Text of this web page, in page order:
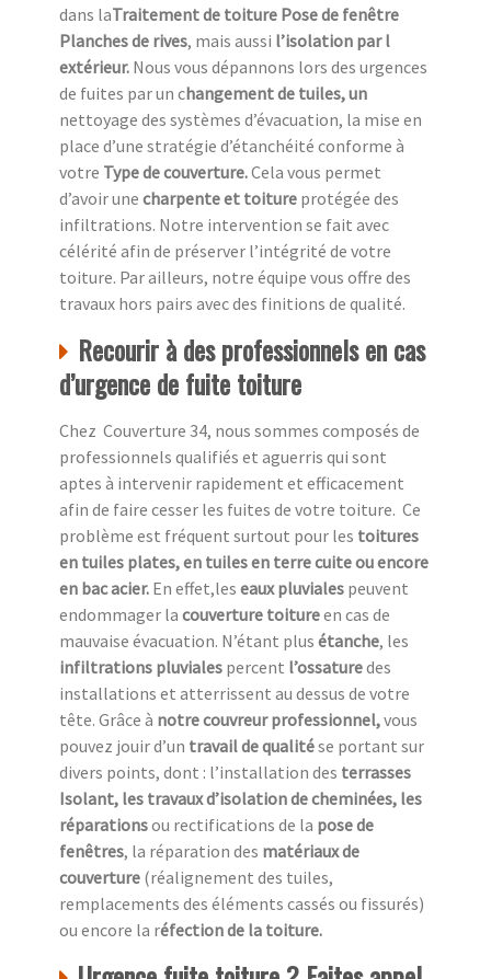
dans laTraitement de toiture Pose de fenêtre
Planches de rives, mais aussi l’isolation par l
extérieur. Nous vous dépannons lors des urgences
de fuites par un changement de tuiles, un
nettoyage des systèmes d’évacuation, la mise en
place d’une stratégie d’étanchéité conforme à
votre Type de couverture.Cela vous permet
d’avoir une charpente et toiture protégée des
infiltrations. Notre intervention se fait avec
célérité afin de préserver l’intégrité de votre
toiture. Par ailleurs, notre équipe vous offre des
travaux hors pairs avec des finitions de qualité.
Recourir à des professionnels en cas
d’urgence de fuite toiture
Chez Couverture 34, nous sommes composés de
professionnels qualifiés et aguerris qui sont
aptes à intervenir rapidement et efficacement
afin de faire cesser les fuites de votre toiture. Ce
problème est fréquent surtout pour les toitures
en tuiles plates, en tuiles en terre cuite ou encore
en bac acier. En effet,les eaux pluviales peuvent
endommager la couverture toitureen cas de
mauvaise évacuation. N’étant plus étanche, les
infiltrations pluviales percent l’ossaturedes
installations et atterrissent au dessus de votre
tête. Grâce à notre couvreur professionnel,vous
pouvez jouir d’un travail de qualitése portant sur
divers points, dont : l’installation des terrasses
Isolant, les travaux d’isolation de cheminées, les
réparationsou rectifications de la pose de
fenêtres, la réparation des matériaux de
couverture (réalignement des tuiles,
remplacements des éléments cassés ou fissurés)
ou encore la réfection de la toiture.